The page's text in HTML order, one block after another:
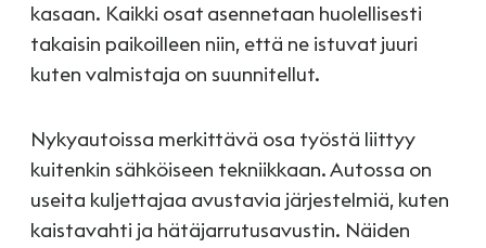
kasaan. Kaikki osat asennetaan huolellisesti
takaisin paikoilleen niin, että ne istuvat juuri
kuten valmistaja on suunnitellut.
Nykyautoissa merkittävä osa työstä liittyy
kuitenkin sähköiseen tekniikkaan. Autossa on
useita kuljettajaa avustavia järjestelmiä, kuten
kaistavahti ja hätäjarrutusavustin. Näiden